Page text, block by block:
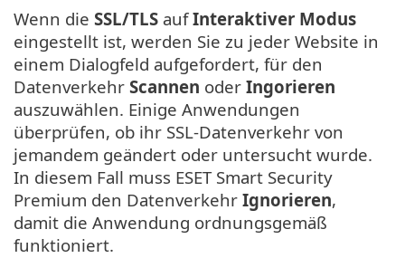
Wenn die SSL/TLS aufInteraktiver Modus
eingestellt ist, werden Sie zu jeder Website in
einem Dialogfeld aufgefordert, für den
Datenverkehr Scannen oder Ingorieren
auszuwählen. Einige Anwendungen
überprüfen, ob ihr SSL-Datenverkehr von
jemandem geändert oder untersucht wurde.
In diesem Fall muss ESET Smart Security
Premium den Datenverkehr Ignorieren,
damit die Anwendung ordnungsgemäß
funktioniert.